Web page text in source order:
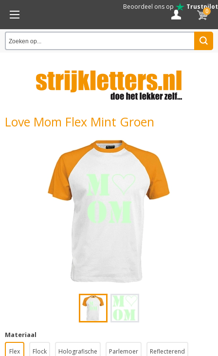
Beoordeel ons op Trustpilot
0
Love Mom Flex Mint Groen
Materiaal
Flex Flock Holografische Parlemoer Reflecterend